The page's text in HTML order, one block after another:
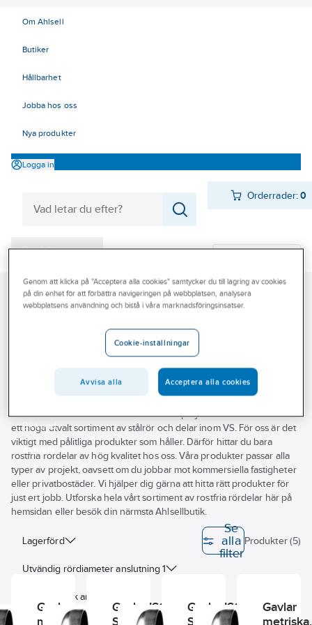
Om Ahlsell
Butiker
Hållbarhet
Jobba hos oss
Nya produkter
Logga in
Orderrader:0
Produkter
Kampanjer
Bli kund
Aktuellt
Ahlsell Produkter Värme & Sanitet
Stålrör och delar
Rördelar Rostfria
Gavlar Rostfria
Gavlar Rostfria
Letar du efter rostfria rördelar till ditt VS-projekt? På Ahlsell hittar du
ett noga utvalt sortiment av stålrör och delar inom VS. För oss är det
viktigt med pålitliga produkter som håller. Därför hittar du bara
rostfria rördelar av hög kvalitet hos oss. Våra produkter passar alla
typer av projekt, oavsett om du jobbar mot kommersiella fastigheter
eller privatbostäder. Vi hjälper dig gärna att hitta rätt produkter för
just ert jobb. Utforska hela vårt sortiment av rostfria rördelar här på
hemsidan eller besök din närmsta Ahlsellbutik.
Lagerförd
Utvändig rördiameter anslutning 1
Godstjocklek anslutning 1
Se
alla
filter
Produkter (5)
Gavlar
metriska,
Gavlar ISO,
SMS 482, EN
Gavlar ISO,
SMS 482, EN
Gavlar
metriska,
Genom att klicka på "Acceptera alla cookies" samtycker du till lagring av cookies
på din enhet för att förbättra navigeringen på webbplatsen, analysera
webbplatsens användning och bistå i våra marknadsföringsinsatser.
Cookie-inställningar
Avvisa alla Acceptera alla cookies